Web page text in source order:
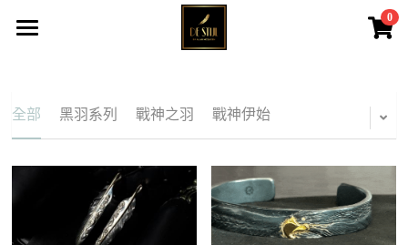
0
所有商品
大皇冠系列
戰神之羽
全部 黑羽系列 戰神之羽 戰神伊始
×
商品分類
戰神之羽
戰神伊始
黑鷹系列